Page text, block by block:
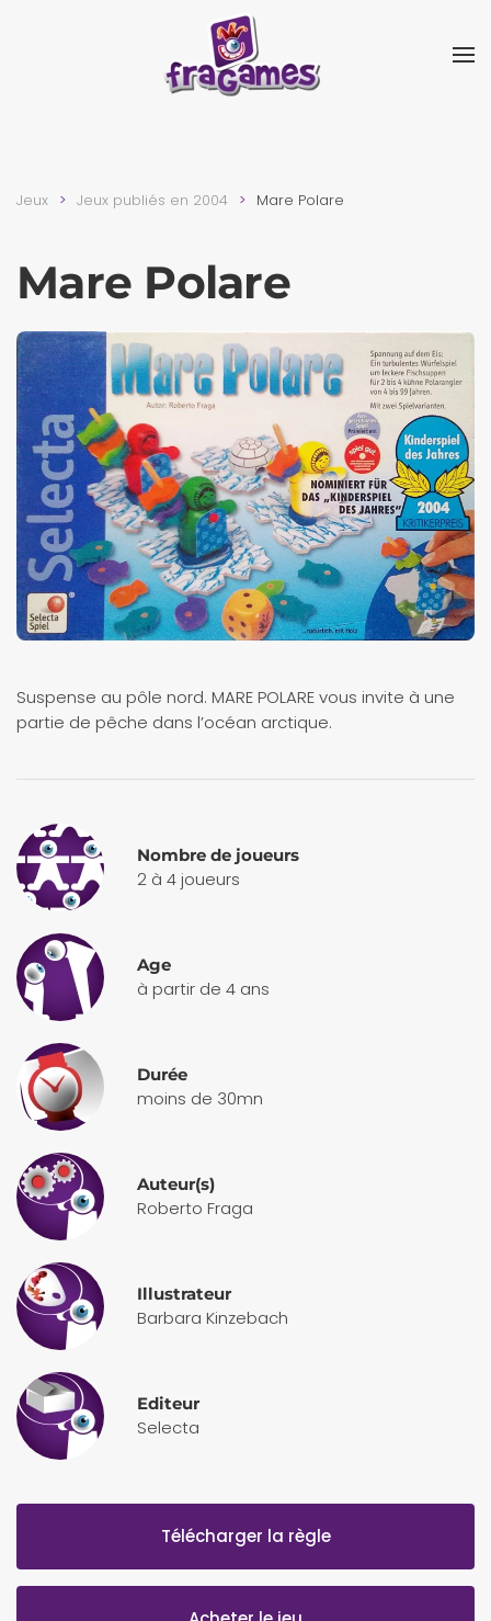
Skip to main content
Jeux Jeux publiés en 2004 Mare Polare
Mare Polare
Suspense au pôle nord. MARE POLARE vous invite à une
partie de pêche dans l’océan arctique.
Nombre de joueurs
2 à 4 joueurs
Age
à partir de 4 ans
Durée
moins de 30mn
Auteur(s)
Roberto Fraga
Illustrateur
Barbara Kinzebach
Editeur
Selecta
Télécharger la règle